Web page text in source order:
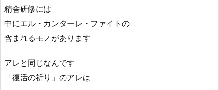
精舎研修には
中にエル・カンターレ・ファイトの
含まれるモノがあります
アレと同じなんです
「復活の祈り」のアレは